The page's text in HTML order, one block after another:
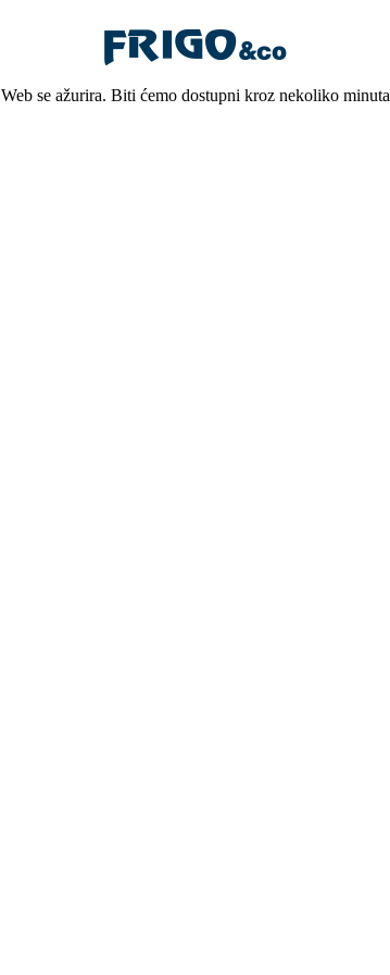
Web se ažurira. Biti ćemo dostupni kroz nekoliko minuta